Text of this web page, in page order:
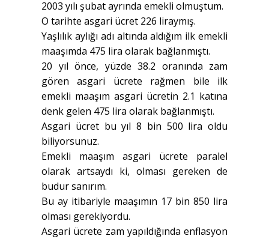
2003 yılı şubat ayrında emekli olmuştum.
O tarihte asgari ücret 226 liraymış.
Yaşlılık aylığı adı altında aldığım ilk emekli
maaşımda 475 lira olarak bağlanmıştı.
20 yıl önce, yüzde 38.2 oranında zam
gören asgari ücrete rağmen bile ilk
emekli maaşım asgari ücretin 2.1 katına
denk gelen 475 lira olarak bağlanmıştı.
Asgari ücret bu yıl 8 bin 500 lira oldu
biliyorsunuz.
Emekli maaşım asgari ücrete paralel
olarak artsaydı ki, olması gereken de
budur sanırım.
Bu ay itibariyle maaşımın 17 bin 850 lira
olması gerekiyordu.
Asgari ücrete zam yapıldığında enflasyon